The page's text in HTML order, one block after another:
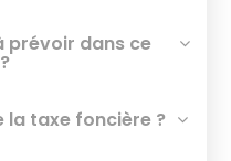
prévoir dans ce
la taxe foncière ?